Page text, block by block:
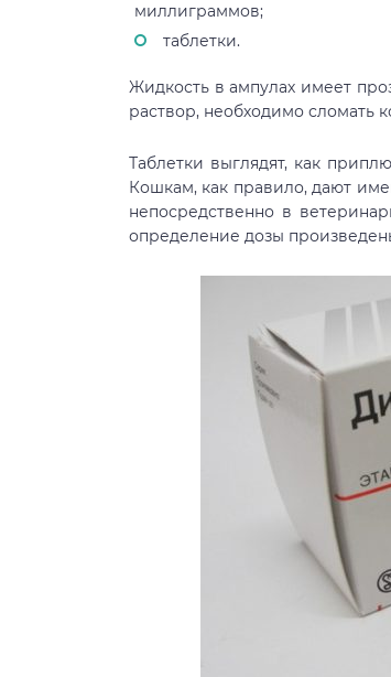
миллиграммов;
таблетки.
Жидкость в ампулах имеет
раствор, необходимо сломать
Таблетки выглядят, как
Кошкам, как правило, дают
непосредственно в
определение дозы